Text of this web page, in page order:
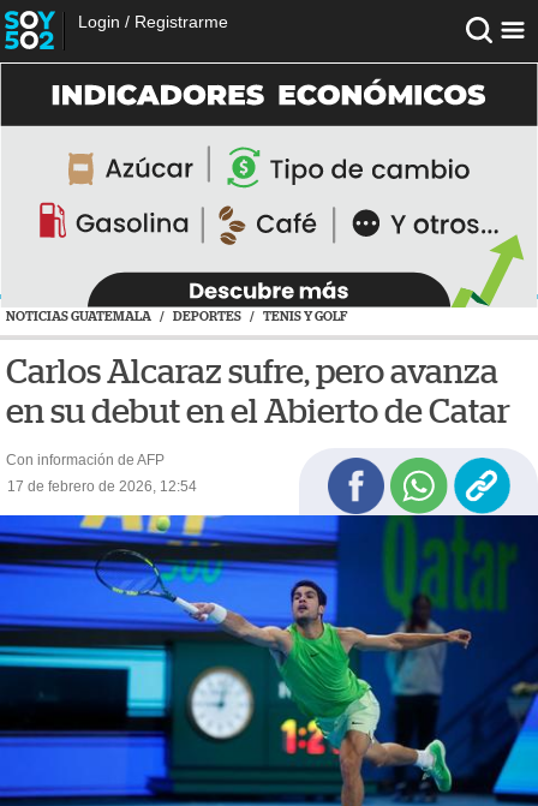
Login / Registrarme
NOTICIAS GUATEMALA / DEPORTES / TENIS Y GOLF
Carlos Alcaraz sufre, pero avanza
en su debut en el Abierto de Catar
Con información de AFP
17 de febrero de 2026, 12:54